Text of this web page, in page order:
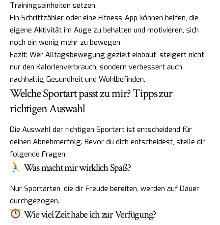
Trainingseinheiten setzen.
Ein Schrittzähler oder eine Fitness-App können helfen, die
eigene Aktivität im Auge zu behalten und motivieren, sich
noch ein wenig mehr zu bewegen.
Fazit: Wer Alltagsbewegung gezielt einbaut, steigert nicht
nur den Kalorienverbrauch, sondern verbessert auch
nachhaltig Gesundheit und Wohlbefinden.
Welche Sportart passt zu mir? Tipps zur
richtigen Auswahl
Die Auswahl der richtigen Sportart ist entscheidend für
deinen Abnehmerfolg. Bevor du dich entscheidest, stelle dir
folgende Fragen:
Was macht mir wirklich Spaß?
Nur Sportarten, die dir Freude bereiten, werden auf Dauer
durchgezogen.
Wie viel Zeit habe ich zur Verfügung?